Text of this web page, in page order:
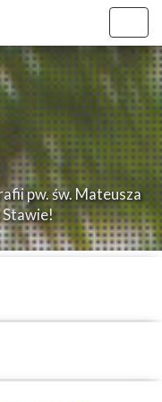
pw. św. Mateusza
Stawie!